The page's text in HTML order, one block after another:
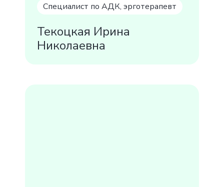
Специалист по АДК, эрготерапевт
Текоцкая Ирина
Николаевна